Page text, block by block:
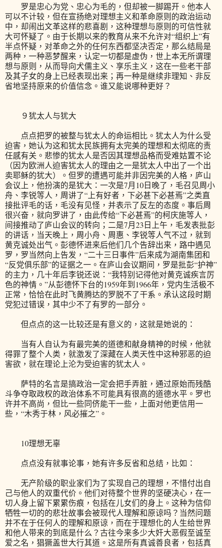
罗是忠心为党、忠心为毛的，但却被一脚踢开。他本人
可以不计较，但在宣扬绝对理想主义和革命原则的政治运动
中，却闹出文革这样的悲喜剧，这种理想与原则的可信性就
大可怀疑了。由于长期以来的教育从来不允许对“组织上”有
半点怀疑，对革命之外的任何东西都坚决否定，那么结局是
两种，一种恶梦醒来，认定一切都是虚伪，世上本无所谓理
想与原则，从而导向犬儒主义、享乐主义，这在一些老干部
及其子女的身上已经表现出来；再一种是继续非理知、非反
省地坚持原来的价值信念。谁又能说哪种更好？
９犹太人与犹大
点点把罗的被整与犹太人的命运相比。犹太人为什么受
迫害，她认为这和犹太民族拥有太完美的理想和太彻底的责
任感有关。悲惨的犹太人是否因其理想品格而受难姑置不论
（因为欧洲人迫害犹太人的理由之一是犹太人中出了一个出
卖耶稣的犹大）。但罗的遭遇可能并非因完美的人格，庐山
会议上，他扮演的是犹大：一次是7月10日晚了，毛召见周小
舟、李锐等人，周讲了“上有好者，下必甚下必甚焉”之类直
接批评毛的话，毛没有见怪，并表示了反左的态度。事后周
很兴奋，就向罗讲了，由此传给“下必甚焉”的柯庆施等人，
间接推动了庐山会议的转向；二是7月23日上午，毛发表批彭
的讲话，当天晚上，周小舟、周惠、李锐等人气不过，就到
黄克诚处出气。彭德怀进来后他们几个告辞出来，路中遇见
罗，罗当然向上告发，“二十三日事件”后来成为湖南集团和
“反党俱乐部”的证据之一。在庐山会议期间，罗是批彭“护神”
的主力，几十年后李锐还说：“我特别记得他对黄克诚疾言厉
色的神情。”从彭德怀下台的1959年到1966年，党内生活极不
正常，恰恰在此时飞黄腾达的罗脱不了干系。承认这段时期
党犯过错误，其中少不了有罗的一部分。
但点点的这一比较还是有意义的，这就是她说的：
当有人自认为有最完美的道德和献身精神的时候，他就
得罪了整个人类，就激发了深藏在人类天性中这种邪恶的迫
害欲，就在理论上沦为受迫害的犹太人。
萨特的名言是搞政治一定会把手弄脏，通过原始而残酷
斗争夺取政权的政治体系不可能具有很高的道德水平。罗也
许并不高尚，但比一些同侪能干一些，上面对他更信用一
些，“木秀于林，风必摧之”。
10理想无辜
点点没有就事论事，她有许多反省和总结，比如：
无产阶级的职业家们为了实现自己的理想，不惜付出自
己与他人的双重代价。他们对待整个世界的坚硬决心，在一
切人身上留下累累伤痕，包括在儿女们的身上。这种为信仰
牺牲一切的的悲壮故事会被现代人理解和原谅吗？当然问题
并不在于任何人的理解和原谅，而在于理想化的人生给世界
和他人带来的到底是什么？古往今来多少大奸大恶假至诚至
爱之名，猖獗盖世大行其道。这是所有真诚善良者，包括真